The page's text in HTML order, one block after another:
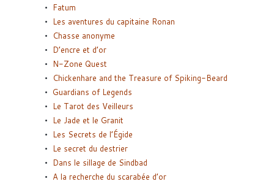
Fatum
Les aventures du capitaine Ronan
Chasse anonyme
D’encre et d’or
N-Zone Quest
Chickenhare and the Treasure of Spiking-Beard
Guardians of Legends
Le Tarot des Veilleurs
Le Jade et le Granit
Les Secrets de l’Égide
Le secret du destrier
Dans le sillage de Sindbad
A la recherche du scarabée d’or